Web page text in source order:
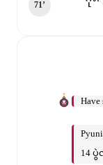
71‎’‎
Have
14